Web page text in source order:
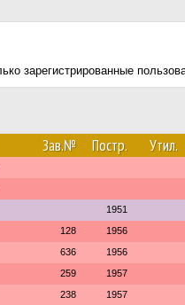
зарегистрированные
Зав.№ Постр. Утил.
1951
128 1956
636 1956
259 1957
238 1957